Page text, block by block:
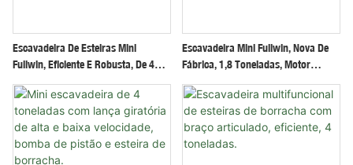
Escavadeira De Esteiras Mini
Fullwin, Eficiente E Robusta, De 4
Toneladas, Para Aplicações Na
Construção Civil.
Escavadeira Mini Fullwin, Nova De
Fábrica, 1,8 Toneladas, Motor
Kubota, Certificação EPA.